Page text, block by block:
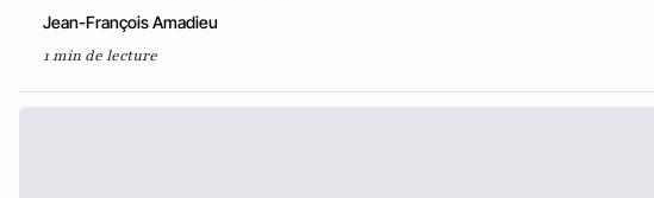
Jean-François Amadieu
1 min de lecture